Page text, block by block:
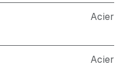
Acier
Acier